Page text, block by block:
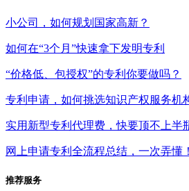
小公司，如何规划国家高新？
如何在“3个月”快速拿下发明专利
“价格低、包授权”的专利你要做吗？
专利申请，如何挑选知识产权服务机
实用新型专利代理费，快要顶不上
网上申请专利全流程总结，一次弄懂！
推荐服务